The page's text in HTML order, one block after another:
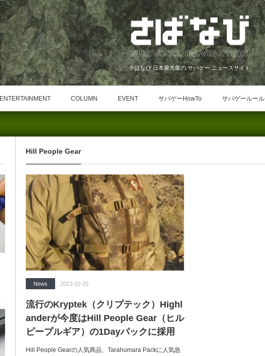
さばなび 日本最大級の サバゲー ニュースサイト
ENTERTAINMENT COLUMN EVENT サバゲーHowTo サバゲールール
Hill People Gear
News 2013-10-25
流行のKryptek（クリプテック）Highl
anderが今度はHill People Gear（ヒル
ピープルギア）の1Dayパックに採用
Hill People Gearの人気商品、Tarahumara Packに人気急